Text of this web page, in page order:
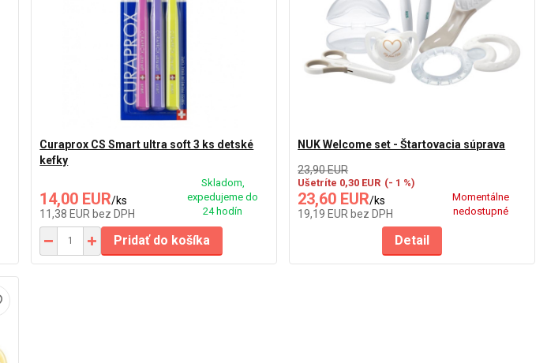
Curaprox CS Smart ultra soft 3 ks detské
kefky
14,00 EUR/ks
11,38 EURbez DPH
Skladom,
expedujeme do
24 hodín
Pridať do košíka
NUK Welcome set - Štartovacia súprava
23,90 EUR
Ušetríte 0,30 EUR (- 1 %)
23,60 EUR/ks
19,19 EURbez DPH
Momentálne
nedostupné
Detail